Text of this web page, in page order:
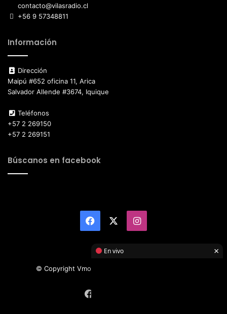
contacto@vilasradio.cl
+56 9 57348811
Información
Dirección
Maipú #652 oficina 11, Arica
Salvador Allende #3674, Iquique
Teléfonos
+57 2 269150
+57 2 269151
Búscanos en facebook
Facebook Instagram
© Copyright Vmotor TI 2026, All Rights Reserved
En vivo ×